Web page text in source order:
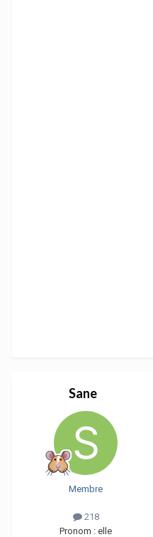
Sane
Membre
218
Pronom : elle